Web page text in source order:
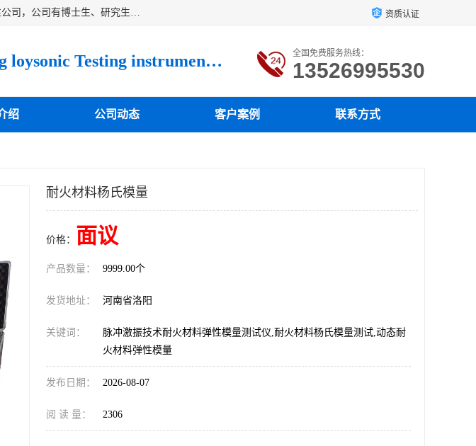
洛阳卓声仪器有限公司是一家致力于研究各种固体材料弹性模量测试方法与设备的一家专业技术性公司，公司有博士生、研究生等相关人员专业从事该技术的研发开拓，目前已开发成功出常温动态弹性模量仪、高温动态弹性模量仪，可测试不同材料、不同形状的弹性模量，测试技术达国内成员之一水平，国际先进水平，望有识之士能共同合作，为材料的生产、研发提供必要的技术支持。 资质认证
Luoyang loysonic Testing instrument co., LTD 全国免费服务热线：
13526995530
绍 公司动态 客户案例 联系方式
耐火材料杨氏模量
价格： 面议
产品数量： 9999.00个
发货地址： 河南省洛阳
关键词：
脉冲激振技术耐火材料弹性模量测试仪,耐火材料杨氏模量测试,动态耐
火材料弹性模量
发布日期： 2026-08-07
阅 读 量： 2306